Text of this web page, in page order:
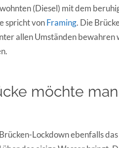
(Diesel) mit dem
spricht vonFraming. Die
allen Umständen bewahren
möchte
Lockdown ebenfalls